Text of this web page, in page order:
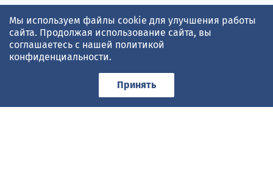
Прогноз погоды по даннымgismeteo.kz
Мы используем файлы cookie для улучшения работы
сайта. Продолжая использование сайта, вы
соглашаетесь с нашей политикой
конфиденциальности.
Принять